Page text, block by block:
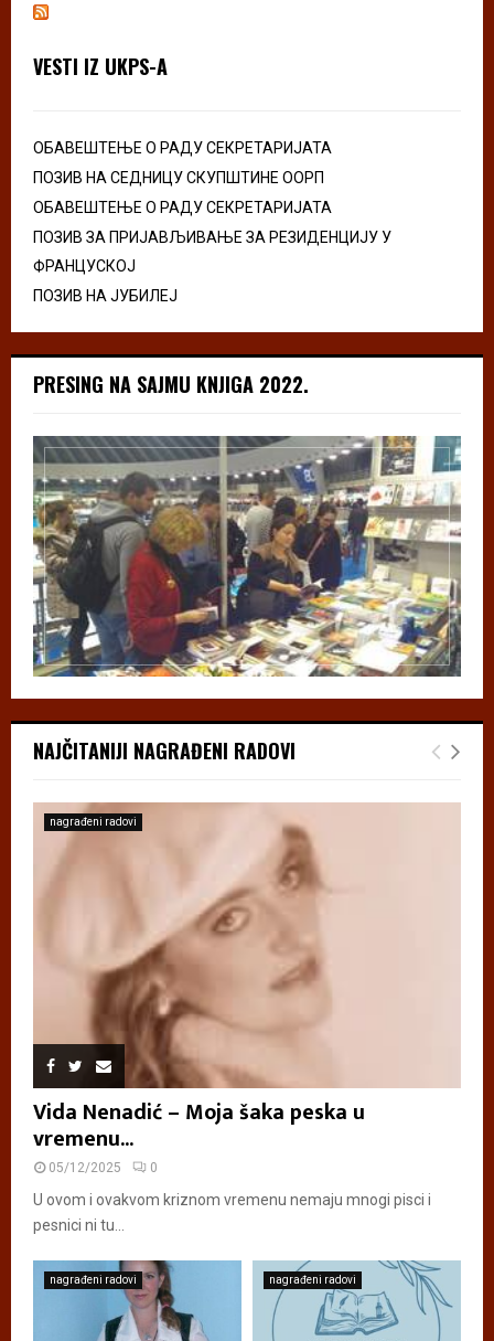
VESTI IZ UKPS-A
ОБАВЕШТЕЊЕ О РАДУ СЕКРЕТАРИЈАТА
ПОЗИВ НА СЕДНИЦУ СКУПШТИНЕ ООРП
ОБАВЕШТЕЊЕ О РАДУ СЕКРЕТАРИЈАТА
ПОЗИВ ЗА ПРИЈАВЉИВАЊЕ ЗА РЕЗИДЕНЦИЈУ У
ФРАНЦУСКОЈ
ПОЗИВ НА ЈУБИЛЕЈ
PRESING NA SAJMU KNJIGA 2022.
NAJČITANIJI NAGRAĐENI RADOVI
nagrađeni radovi
Vida Nenadić – Moja šaka peska u
vremenu...
05/12/2025 0
U ovom i ovakvom kriznom vremenu nemaju mnogi pisci i
pesnici ni tu...
nagrađeni radovi nagrađeni radovi